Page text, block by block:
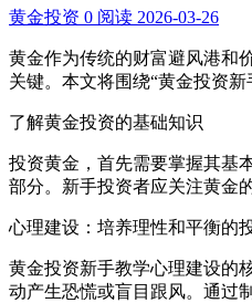
黄金投资 0 阅读 2026-03-26
黄金作为传统的财富避风港和
关键。本文将围绕“黄金投资
了解黄金投资的基础知识
投资黄金，首先需要掌握其基
部分。新手投资者应关注黄金
心理建设：培养理性和平衡的
黄金投资新手教学心理建设的
动产生恐慌或盲目跟风。通过